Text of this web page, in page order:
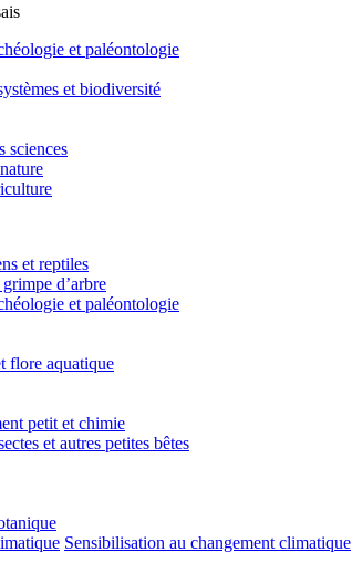
et paléontologie
et biodiversité
sciences
et reptiles
d’arbre
et paléontologie
flore aquatique
petit et chimie
et autres petites bêtes
Sensibilisation au changement climatique